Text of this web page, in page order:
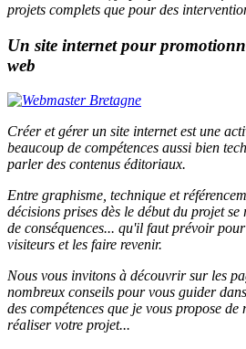
projets complets que pour des
Un site internet pour
web
Créer et gérer un site internet est une
beaucoup de compétences aussi bien
parler des contenus éditoriaux.
Entre graphisme, technique et
décisions prises dès le début du projet
de conséquences... qu'il faut prévoir
visiteurs et les faire revenir.
Nous vous invitons à découvrir sur les
nombreux conseils pour vous guider
des compétences que je vous propose
réaliser votre projet...